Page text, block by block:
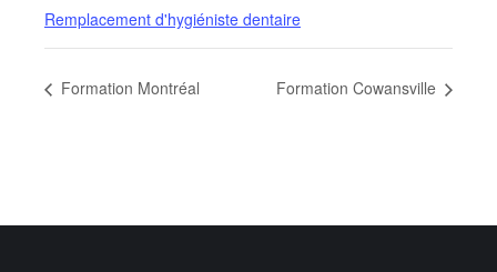
Remplacement d'hygiéniste dentaire
Formation Montréal Formation Cowansville